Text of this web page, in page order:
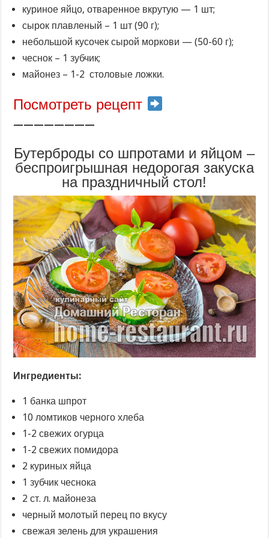
куриное яйцо, отваренное вкрутую — 1 шт;
сырок плавленый – 1 шт (90 г);
небольшой кусочек сырой моркови — (50-60 г);
чеснок – 1 зубчик;
майонез – 1-2 столовые ложки.
Посмотреть рецепт
————————
Бутерброды со шпротами и яйцом –
беспроигрышная недорогая закуска
на праздничный стол!
Ингредиенты:
1 банка шпрот
10 ломтиков черного хлеба
1-2 свежих огурца
1-2 свежих помидора
2 куриных яйца
1 зубчик чеснока
2 ст. л. майонеза
черный молотый перец по вкусу
свежая зелень для украшения